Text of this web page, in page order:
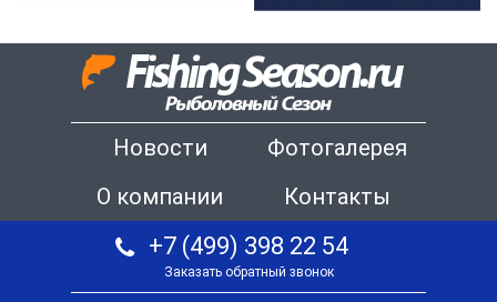
Новости
Фотогалерея
О компании
Контакты
+7 (499) 398 22 54
Заказать обратный звонок